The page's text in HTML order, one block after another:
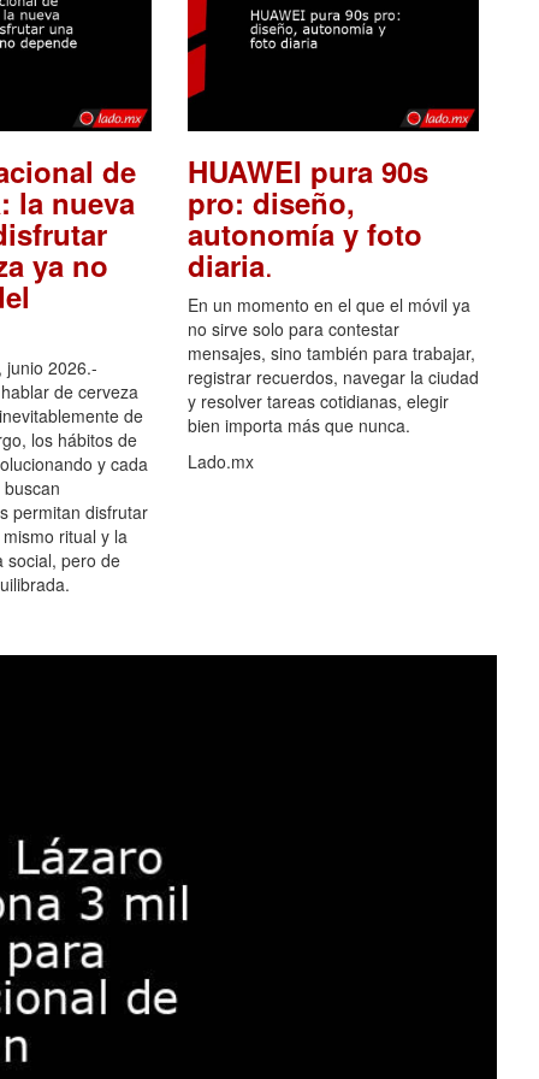
de
la nueva
ya no
junio 2026.-
de cerveza
de
los hábitos de
y cada
permitan disfrutar
ritual y la
social, pero de
HUAWEI pura 90s
pro: diseño,
autonomía y foto
diaria.
En un momento en el que el móvil ya
no sirve solo para contestar
mensajes, sino también para trabajar,
registrar recuerdos, navegar la ciudad
y resolver tareas cotidianas, elegir
bien importa más que nunca.
Lado.mx